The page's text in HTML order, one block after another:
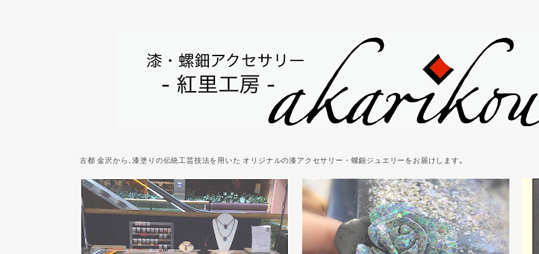
古都 金沢から､漆塗りの伝統工芸技法を用いた オリジナルの漆アクセサリー・螺鈿ジュエリーをお届けします｡